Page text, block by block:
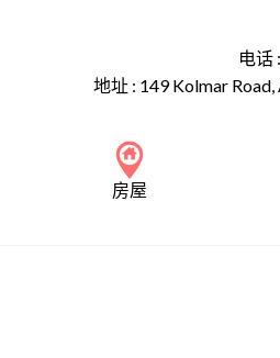
电话
地址 : 149 Kolmar
房屋